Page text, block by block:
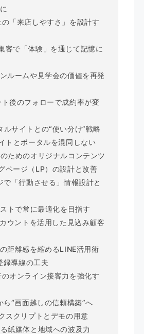
の「来店しやすさ」を設計す
客で「体験」を通じて記憶に
ルームや見学会の価値を再発
ト後のフォローで成約率が変
ルサイトとの“使い分け”戦略
トとポータルを混同しない
ためのオリジナルコンテンツ
ページ（LP）の設計と改善
で「行動させる」情報設計と
トで常に最適化を目指す
ウントを活用した見込み顧客
距離感を縮めるLINE活用術
録導線の工夫
オンライン接客力を強化す
ら“画面越しの信頼構築”へ
スクリプトとデモの用意
紙媒体と地域への波及力